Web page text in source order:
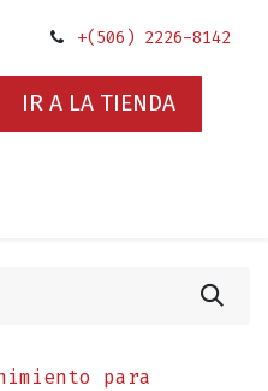
+(506) 2226-8142
IR A LA TIENDA
para